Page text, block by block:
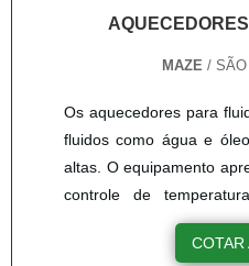
MAZE / SÃO
Os aquecedores para
fluidos como água e
altas. O equipamento
controle de
segurança altamente
industriais são COTAR